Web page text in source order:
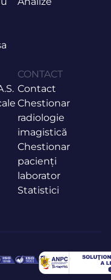
CONTACT
Contact
Chestionar
radiologie
imagistică
Chestionar
pacienți
laborator
Statistici